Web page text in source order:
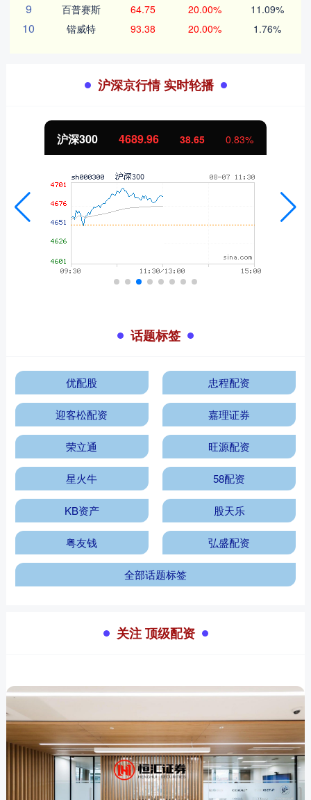
9 百普赛斯 64.75 20.00% 11.09%
10 锴威特 93.38 20.00% 1.76%
沪深京行情 实时轮播
沪深300 4689.96 38.65 0.83%
话题标签
优配股 忠程配资
迎客松配资 嘉理证券
荣立通 旺源配资
星火牛 58配资
KB资产 股天乐
粤友钱 弘盛配资
全部话题标签
关注 顶级配资